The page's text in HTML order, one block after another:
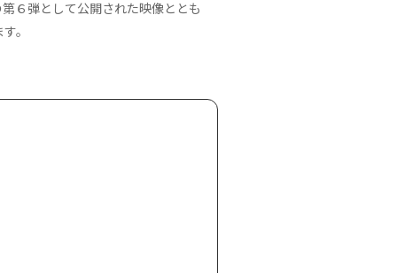
６弾として公開された映像ととも
。